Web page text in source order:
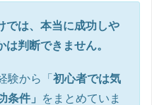
では、本当に成功しや
判断できません。
験から「 初心者では気
条件」
をまとめていま